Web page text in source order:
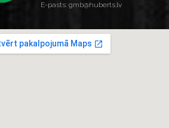
E-pasts: gmb@huberts.lv